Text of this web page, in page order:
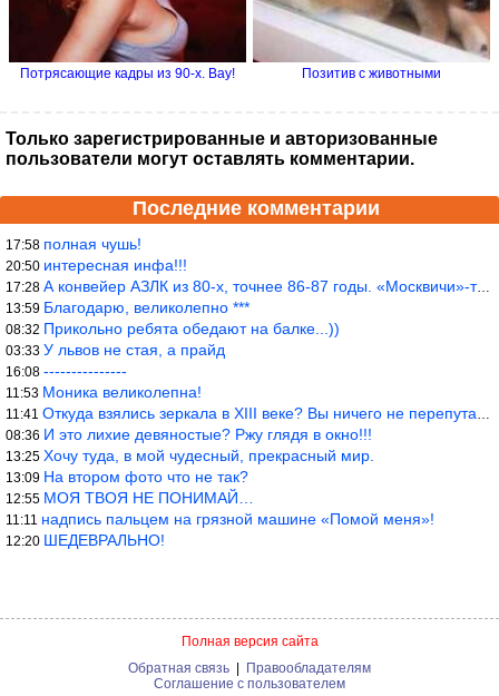
Потрясающие кадры из 90-х. Вау! Позитив с животными
Только зарегистрированные и авторизованные
пользователи могут оставлять комментарии.
Последние комментарии
17:58 полная чушь!
20:50 интересная инфа!!!
17:28 А конвейер АЗЛК из 80-х, точнее 86-87 годы. «Москвичи»-то из пер
13:59 Благодарю, великолепно ***
08:32 Прикольно ребята обедают на балке...))
03:33 У львов не стая, а прайд
16:08 ---------------
11:53 Моника великолепна!
11:41 Откуда взялись зеркала в XIII веке? Вы ничего не перепутали?
08:36 И это лихие девяностые? Ржу глядя в окно!!!
13:25 Хочу туда, в мой чудесный, прекрасный мир.
13:09 На втором фото что не так?
12:55 МОЯ ТВОЯ НЕ ПОНИМАЙ…
11:11 надпись пальцем на грязной машине «Помой меня»!
12:20 ШЕДЕВРАЛЬНО!
Полная версия сайта
Обратная связь
Правообладателям
Соглашение с пользователем